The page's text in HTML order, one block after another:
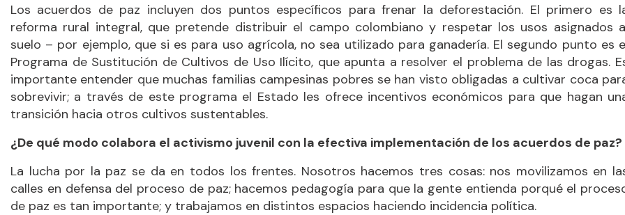
Los acuerdos de paz incluyen dos puntos específicos para frenar la deforestación. El primero es
reforma rural integral, que pretende distribuir el campo colombiano y respetar los usos asignados
suelo – por ejemplo, que si es para uso agrícola, no sea utilizado para ganadería. El segundo punto es
Programa de Sustitución de Cultivos de Uso Ilícito, que apunta a resolver el problema de las drogas.
importante entender que muchas familias campesinas pobres se han visto obligadas a cultivar coca
sobrevivir; a través de este programa el Estado les ofrece incentivos económicos para que hagan
transición hacia otros cultivos sustentables.
¿De qué modo colabora el activismo juvenil con la efectiva implementación de los acuerdos de paz?
La lucha por la paz se da en todos los frentes. Nosotros hacemos tres cosas: nos movilizamos en
calles en defensa del proceso de paz; hacemos pedagogía para que la gente entienda porqué el
de paz es tan importante; y trabajamos en distintos espacios haciendo incidencia política.